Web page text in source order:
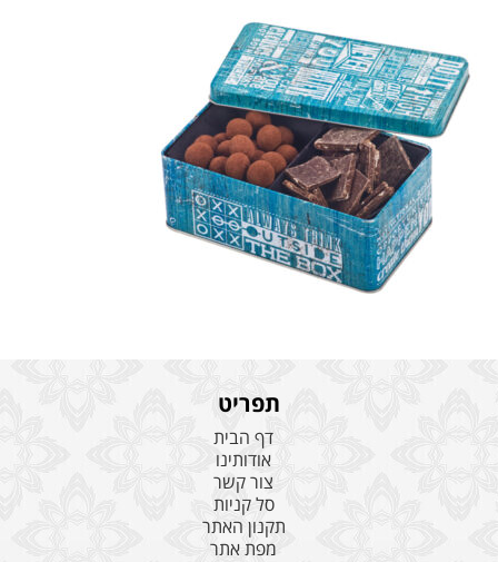
תפריט
דף הבית
אודותינו
צור קשר
סל קניות
תקנון האתר
מפת אתר